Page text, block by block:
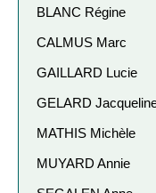
BLANC
CALMUS
GAILLARD Lucie
GELARD
MATHIS
MUYARD